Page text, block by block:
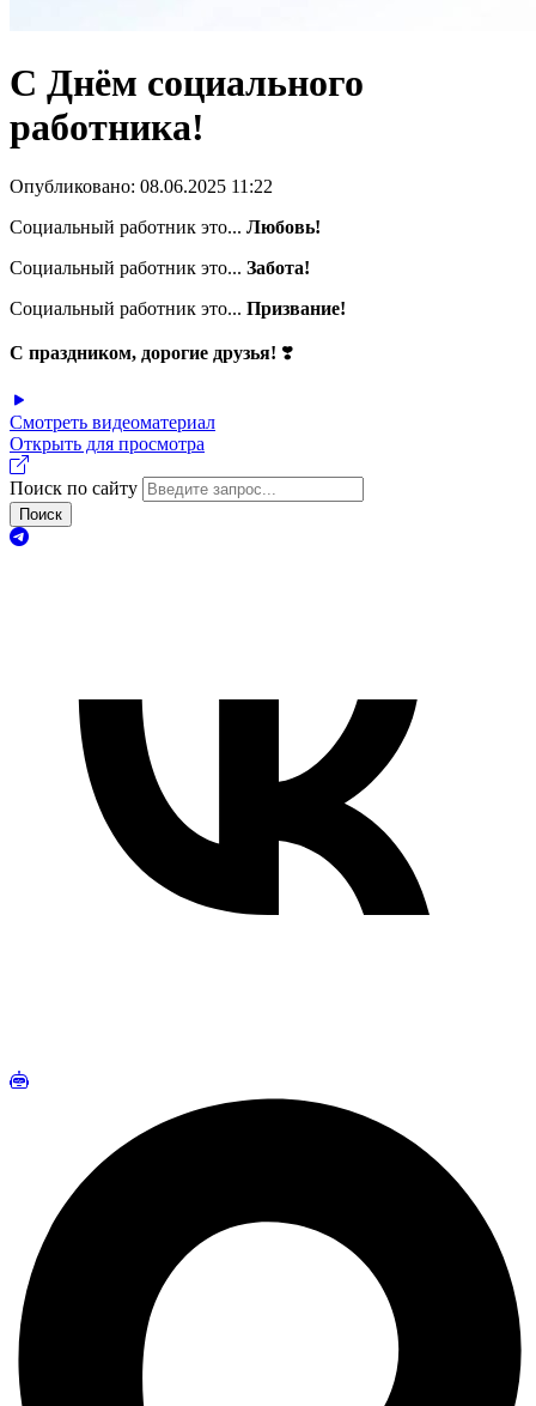
С Днём социального
работника!
Опубликовано: 08.06.2025 11:22
Социальный работник это... Любовь!
Социальный работник это... Забота!
Социальный работник это... Призвание!
С праздником, дорогие друзья! ❣️
Смотреть видеоматериал
Открыть для просмотра
Поиск по сайту
Поиск